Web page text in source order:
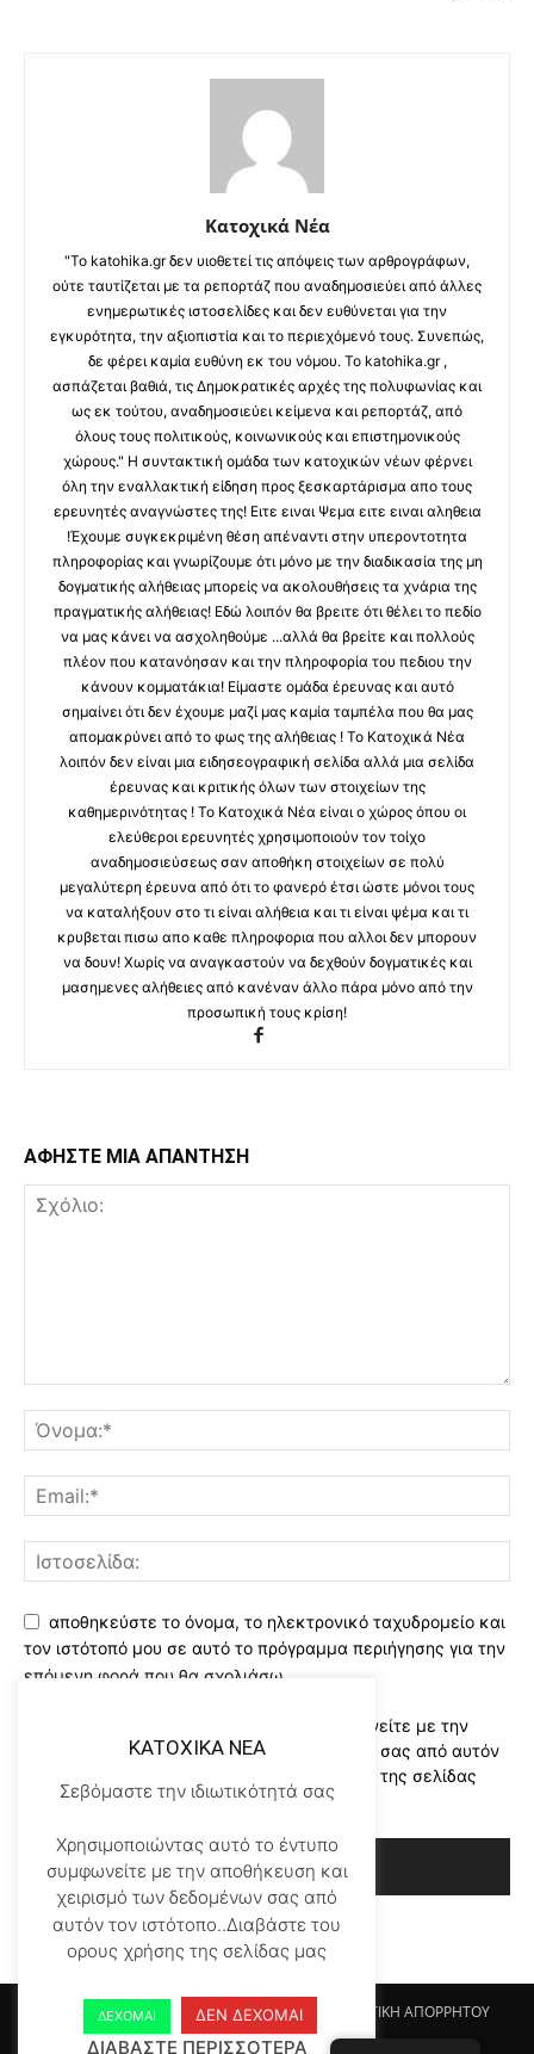
Κατοχικά Νέα
"Το katohika.gr δεν υιοθετεί τις απόψεις των αρθρογράφων,
ούτε ταυτίζεται με τα ρεπορτάζ που αναδημοσιεύει από άλλες
ενημερωτικές ιστοσελίδες και δεν ευθύνεται για την
εγκυρότητα, την αξιοπιστία και το περιεχόμενό τους. Συνεπώς,
δε φέρει καμία ευθύνη εκ του νόμου. Το katohika.gr ,
ασπάζεται βαθιά, τις Δημοκρατικές αρχές της πολυφωνίας και
ως εκ τούτου, αναδημοσιεύει κείμενα και ρεπορτάζ, από
όλους τους πολιτικούς, κοινωνικούς και επιστημονικούς
χώρους." Η συντακτική ομάδα των κατοχικών νέων φέρνει
όλη την εναλλακτική είδηση προς ξεσκαρτάρισμα απο τους
ερευνητές αναγνώστες της! Ειτε ειναι Ψεμα ειτε ειναι αληθεια
!Έχουμε συγκεκριμένη θέση απέναντι στην υπεροντοτητα
πληροφορίας και γνωρίζουμε ότι μόνο με την διαδικασία της μη
δογματικής αλήθειας μπορείς να ακολουθήσεις τα χνάρια της
πραγματικής αλήθειας! Εδώ λοιπόν θα βρειτε ότι θέλει το πεδίο
να μας κάνει να ασχοληθούμε ...αλλά θα βρείτε και πολλούς
πλέον που κατανόησαν και την πληροφορία του πεδιου την
κάνουν κομματάκια! Είμαστε ομάδα έρευνας και αυτό
σημαίνει ότι δεν έχουμε μαζί μας καμία ταμπέλα που θα μας
απομακρύνει από το φως της αλήθειας ! Το Κατοχικά Νέα
λοιπόν δεν είναι μια ειδησεογραφική σελίδα αλλά μια σελίδα
έρευνας και κριτικής όλων των στοιχείων της
καθημερινότητας ! Το Κατοχικά Νέα είναι ο χώρος όπου οι
ελεύθεροι ερευνητές χρησιμοποιούν τον τοίχο
αναδημοσιεύσεως σαν αποθήκη στοιχείων σε πολύ
μεγαλύτερη έρευνα από ότι το φανερό έτσι ώστε μόνοι τους
να καταλήξουν στο τι είναι αλήθεια και τι είναι ψέμα και τι
κρυβεται πισω απο καθε πληροφορια που αλλοι δεν μπορουν
να δουν! Χωρίς να αναγκαστούν να δεχθούν δογματικές και
μασημενες αλήθειες από κανέναν άλλο πάρα μόνο από την
προσωπική τους κρίση!
ΑΦΗΣΤΕ ΜΙΑ ΑΠΑΝΤΗΣΗ
αποθηκεύστε το όνομα, το ηλεκτρονικό ταχυδρομείο και
τον ιστότοπό μου σε αυτό το πρόγραμμα περιήγησης για την
επόμενη φορά που θα σχολιάσω.
Χρησιμοποιώντας αυτό το έντυπο συμφωνείτε με την
αποθήκευση και χειρισμό των δεδομένων σας από αυτόν
τον ιστότοπο..Διαβάστε του ορους χρήσης της σελίδας
μας*
Αρχικη KATOHIKA NEA Login Register
ΠΟΛΙΤΙΚΗ ΑΠΟΡΡΗΤΟΥ
ΟΡΟΙ ΧΡΗΣΗΣ
ΕΠΙΚΟΙΝΩΝΙΑ
KATOXIKA NEA
Σεβόμαστε την ιδιωτικότητά σας
Χρησιμοποιώντας αυτό το έντυπο
συμφωνείτε με την αποθήκευση και
χειρισμό των δεδομένων σας από
αυτόν τον ιστότοπο..Διαβάστε του
ορους χρήσης της σελίδας μας
ΔΕΧΟΜΑΙ ΔΕΝ ΔΕΧΟΜΑΙ
ΔΙΑΒΑΣΤΕ ΠΕΡΙΣΣΟΤΕΡΑ